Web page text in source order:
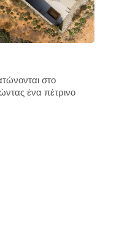
στο
ένα πέτρινο